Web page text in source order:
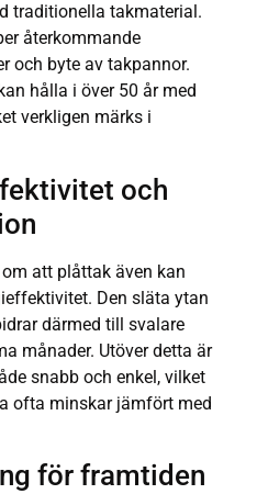
traditionella takmaterial.
återkommande
och byte av takpannor.
hålla i över 50 år med
verkligen märks i
och
att plåttak även kan
Den släta ytan
därmed till svalare
månader. Utöver detta är
snabb och enkel, vilket
ofta minskar jämfört med
för framtiden